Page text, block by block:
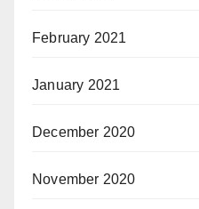
February 2021
January 2021
December 2020
November 2020